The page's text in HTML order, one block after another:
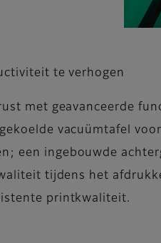
te verhogen
met geavanceerde
vacuümtafel
een ingebouwde
tijdens het
printkwaliteit.